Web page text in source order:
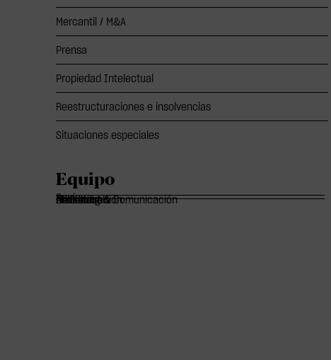
Mercantil / M&A
Prensa
Propiedad Intelectual
Reestructuraciones e insolvencias
Situaciones especiales
Equipo
Socios
Of Counsels
Asociados
Marketing & Comunicación
Administración